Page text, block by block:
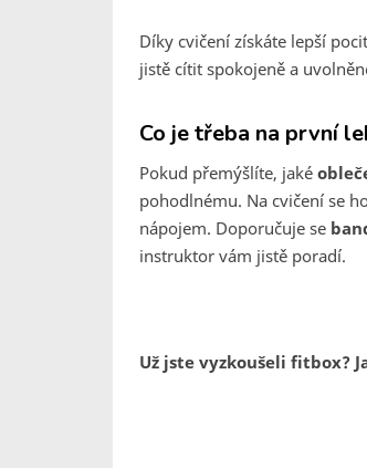
Díky cvičení získáte lepší
jistě cítit spokojeně a
Co je třeba na první
Pokud přemýšlíte, jaké
pohodlnému. Na cvičení se
nápojem. Doporučuje se
instruktor vám jistě poradí.
Už jste vyzkoušeli fitbox?